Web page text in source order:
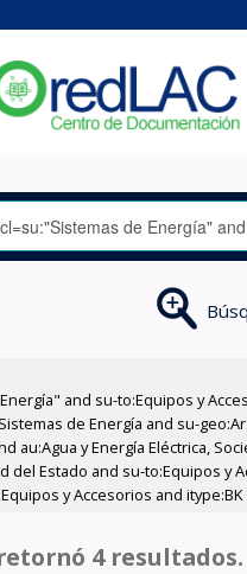
and su-to:Equipos y
de Energía and su-
au:Agua y Energía Eléctrica,
del Estado and su-to:Equipos
y Accesorios and itype:BK
4 resultados.